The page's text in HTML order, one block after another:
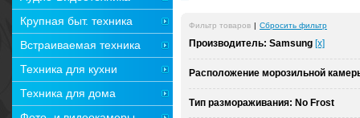
Фильтр товаров | Сбросить фильтр
Производитель: Samsung [x]
Расположение морозильной
Тип размораживания: No Frost
Крупная быт. техника
Встраиваемая техника
Техника для кухни
Техника для дома